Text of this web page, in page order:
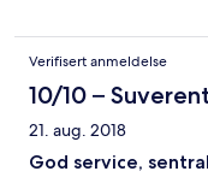
Verifisert anmeldelse
10/10 – Suverent
21. aug. 2018
God service,